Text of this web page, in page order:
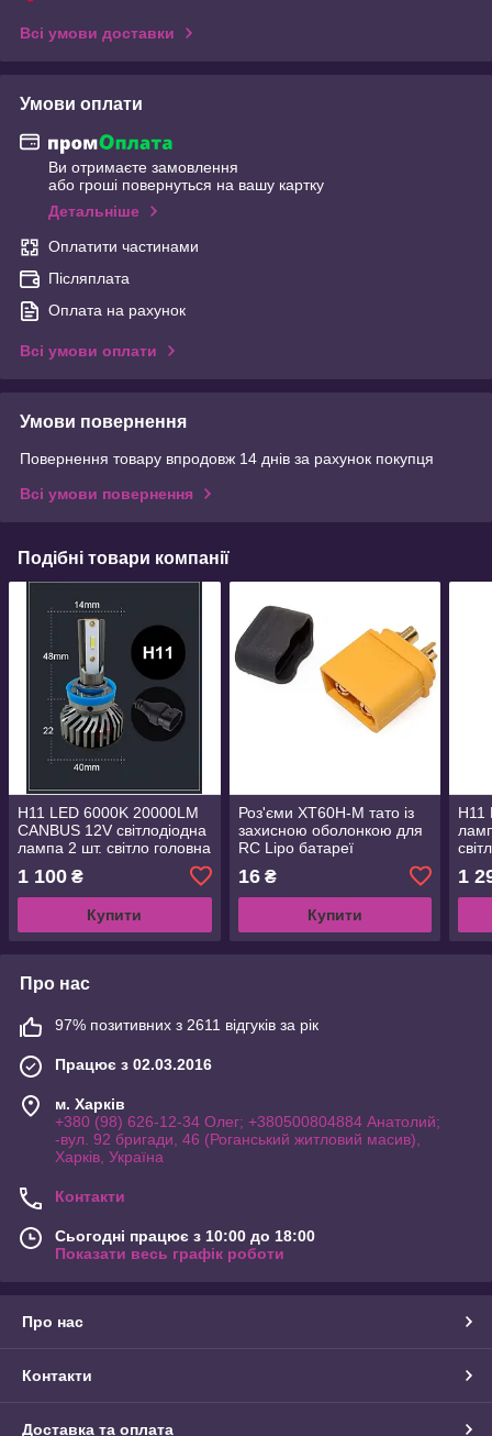
Всі умови доставки
Умови оплати
Ви отримаєте замовлення
або гроші повернуться на вашу картку
Детальніше
Оплатити частинами
Післяплата
Оплата на рахунок
Всі умови оплати
Умови повернення
Повернення товару впродовж 14 днів за рахунок покупця
Всі умови повернення
Подібні товари компанії
H11 LED 6000K 20000LM
CANBUS 12V світлодіодна
лампа 2 шт. світло головна
1 100 ₴
Купити
Роз'єми XT60H-M тато із
захисною оболонкою для
RC Lipo батареї
літак
16₴
Купити
H11
1
Про нас
97% позитивних з 2611 відгуків за рік
Працює з 02.03.2016
м. Харків
+380 (98) 626-12-34 Олег; +380500804884 Анатолий;
-вул. 92 бригади, 46 (Роганський житловий масив),
Харків, Україна
Контакти
Сьогодні працює з 10:00 до 18:00
Показати весь графік роботи
Про нас
Контакти
Доставка та оплата